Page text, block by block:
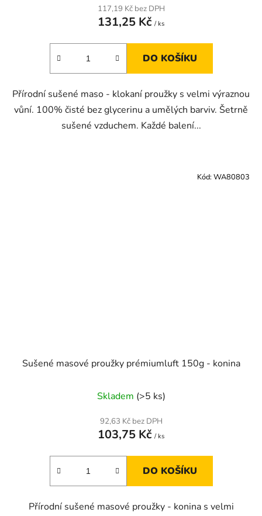
117,19 Kč bez DPH
131,25 Kč / ks
DO KOŠÍKU
Přírodní sušené maso - klokaní proužky s velmi výraznou
vůní. 100% čisté bez glycerinu a umělých barviv. Šetrně
sušené vzduchem. Každé balení...
Sušené masové proužky prémiumluft 150g - konina
Skladem (>5 ks)
92,63 Kč bez DPH
103,75 Kč / ks
DO KOŠÍKU
Přírodní sušené masové proužky - konina s velmi
Kód: WA80803